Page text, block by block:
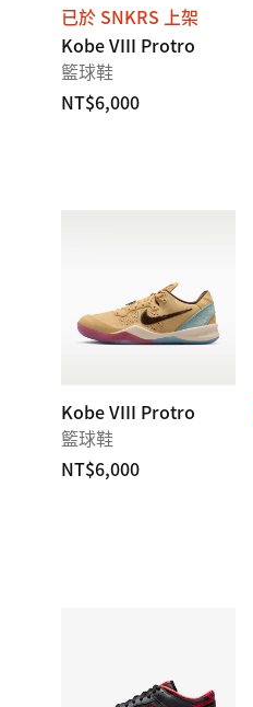
已於 SNKRS 上架
Kobe VIII Protro
籃球鞋
NT$6,000
Kobe VIII Protro
籃球鞋
NT$6,000